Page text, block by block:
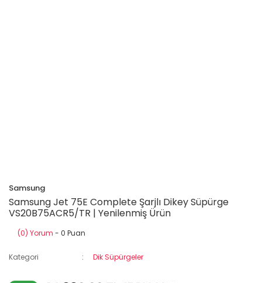
Samsung
Samsung Jet 75E Complete Şarjlı Dikey Süpürge
VS20B75ACR5/TR | Yenilenmiş Ürün
(0) Yorum - 0 Puan
Kategori Dik Süpürgeler